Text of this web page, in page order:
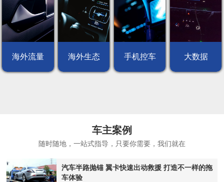
海外流量 海外生态 手机控车 大数据
车主案例
随时随地，一站式指导，只要你需要，我们就在
汽车半路抛锚 翼卡快速出动救援 打造不一样的拖
车体验